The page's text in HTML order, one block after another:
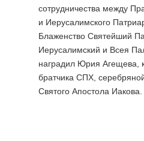
сотрудничества между
и Иерусалимского
Блаженство Святейший
Иерусалимский и Всея
наградил Юрия Агещева,
братчика СПХ,
Святого Апостола Иакова.